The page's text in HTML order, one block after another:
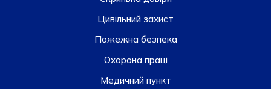
Цивільний захист
Пожежна безпека
Охорона праці
Медичний пункт